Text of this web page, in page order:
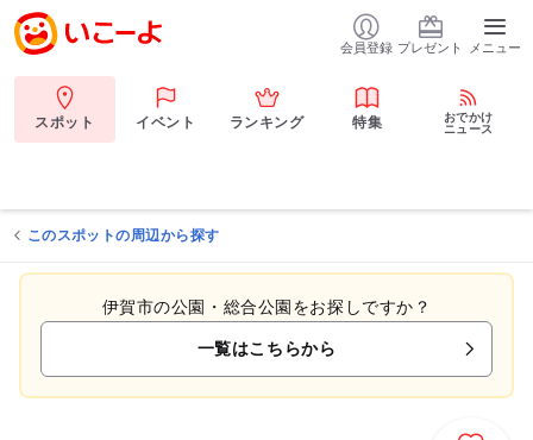
会員登録 プレゼント メニュー
スポット イベント ランキング 特集
おでかけ
ニュース
このスポットの周辺から探す
伊賀市の公園・総合公園をお探しですか？
一覧はこちらから